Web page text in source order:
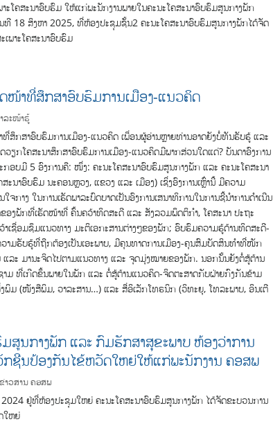
ະໂຄສະນາອົບຮົມ ໃຫ້ແກ່ພະນັກງານພາຍໃນຄະນະໂຄສະນາອົບຮົມສູນກາງພັກ
ສິງຫາ 2025, ທີ່ຫ້ອງປະຊຸມຊັ້ນ2 ຄະນະໂຄສະນາອົບຮົມສູນກາງພັກໄດ້ຈັດ
ພາະໂຄສະນາອົບຮົມ
ໜ້າທີ່ສຶກສາອົບຮົມການເມືອງ-ແນວຄິດ
ລະໜ້າຮູ້
ກສາອົບຮົມການເມືອງ-ແນວຄິດ ເພື່ອນຜູ້ອ່ານຫຼາຍທ່ານອາດຍັງບໍ່ທັນຮັບຮູ້ ແລະ
ດວຽກໂຄສະນາສຶກສາອົບຮົມການເມືອງ-ແນວຄິດມີພາກສ່ວນໃດແດ່? ບັນດາອົງການ
ອບມີ 5 ອົງການຄື: ໜຶ່ງ: ຄະນະໂຄສະນາອົບຮົມສູນກາງພັກ ແລະ ຄະນະໂຄສະນາ
ນາອົບຮົມ ນະຄອນຫຼວງ, ແຂວງ ແລະ ເມືອງ) ເຊິ່ງອົງການເຫຼົ່ານີ້ ມີຄວາມ
ຈກາງ ໃນການເຮັດພາລະບົດບາດເປັນອົງການເສນາທິການໃນການຊີ້ນໍາການດໍາເນີນ
ອງພັກທີ່ເຮັດໜ້າທີ່ ຄົ້ນຄວ້າທິດສະດີ ແລະ ສັງລວມພຶດຕິກໍາ, ໂຄສະນາ ປະຖະ
ເຊື່ອມຊຶມແນວທາງ ມະຕິເອກະສານຕ່າງໆຂອງພັກ; ອົບຮົມຄວາມຮູ້ດ້ານທິດສະດີ-
ວາມຮັບຮູ້ທີ່ຖືກຕ້ອງເປັນເອະພາບ, ມີຄຸນທາດການເມືອງ-ຄຸນສົມບັດສິນທໍາທີ່ໜັກ
ລະ ມານະຈິດໄປຕາມແນວທາງ ແລະ ຈຸດມຸ່ງໝາຍຂອງພັກ. ນອກນັ້ນຍັງຕໍ່ສູ້ຕ້ານ
ມ ທີ່ເກີດຂຶ້ນພາຍໃນພັກ ແລະ ຕໍ່ສູ້ຕ້ານແນວຄິດ-ຈິດຕະສາດກັບຝ່າຍກົງກັນຂ້າມ
ງພິມ (ໜັງສືພິມ, ວາລະສານ…) ແລະ ສື່ອິເລັກໂທຣນິກ (ວິທະຍຸ, ໂທລະພາບ, ອິນເຕີ
ມສູນກາງພັກ ແລະ ກົມຮັກສາສຸຂະພາບ ຫ້ອງວ່າການ
ກຊີນປ້ອງກັນໄຂ້ຫວັດໃຫຍ່ໃຫ້ແກ່ພະນັກງານ ຄອສພ
ຂ່າວສານ ຄອສພ
ຢູ່ທີ່ຫ້ອງປະຊຸມໃຫຍ່ ຄະນະໂຄສະນາອົບຮົມສູນກາງພັກ ໄດ້ຈັດຂະບວນການ
ໃຫຍ່